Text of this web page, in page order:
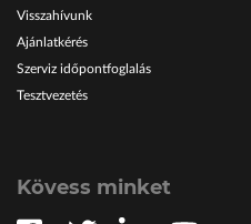
Visszahívunk
Ajánlatkérés
Szerviz időpontfoglalás
Tesztvezetés
Kövess minket